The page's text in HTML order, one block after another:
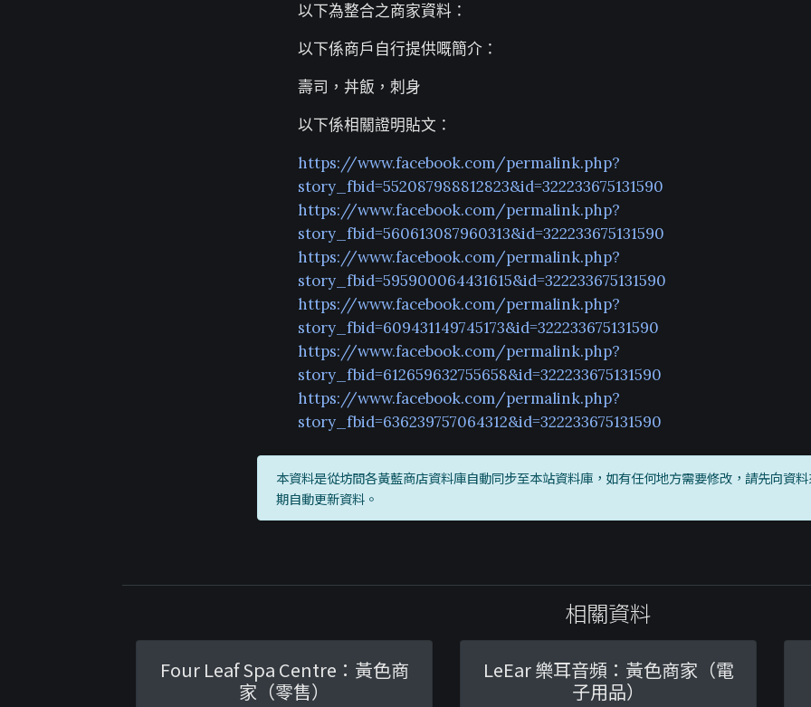
以下為整合之商家資料：
以下係商戶自行提供嘅簡介：
壽司，丼飯，刺身
以下係相關證明貼文：
https://www.facebook.com/permalink.php?
story_fbid=552087988812823&id=322233675131590
https://www.facebook.com/permalink.php?
story_fbid=560613087960313&id=322233675131590
https://www.facebook.com/permalink.php?
story_fbid=595900064431615&id=322233675131590
https://www.facebook.com/permalink.php?
story_fbid=609431149745173&id=322233675131590
https://www.facebook.com/permalink.php?
story_fbid=612659632755658&id=322233675131590
https://www.facebook.com/permalink.php?
story_fbid=636239757064312&id=322233675131590
本資料是從坊間各黃藍商店資料庫自動同步至本站資料庫，如有任何地方需要修改，請先向資
期自動更新資料。
相關資料
Four Leaf Spa Centre：黃色商
家（零售）
LeEar 樂耳音頻：黃色商家（電
子用品）